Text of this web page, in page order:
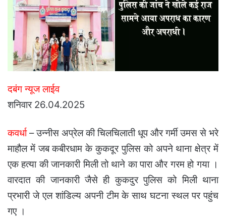
दबंग न्यूज लाईव
शनिवार 26.04.2025
कवर्धा– उन्नीस अप्रेल की चिलचिलाती धूप और गर्मी उमस से भरे
माहौल में जब कबीरधाम के कुकदूर पुलिस को अपने थाना क्षेत्र में
एक हत्या की जानकारी मिली तो थाने का पारा और गरम हो गया ।
वारदात की जानकारी जैसे ही कुकदुर पुलिस को मिली थाना
प्रभारी जे एल शांडिल्य अपनी टीम के साथ घटना स्थल पर पहुंच
गए ।